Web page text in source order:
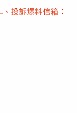
、投訴爆料信箱：